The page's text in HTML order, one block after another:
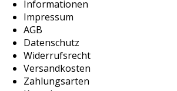
Informationen
Impressum
AGB
Datenschutz
Widerrufsrecht
Versandkosten
Zahlungsarten